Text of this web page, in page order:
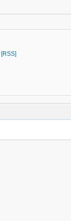
[RSS]